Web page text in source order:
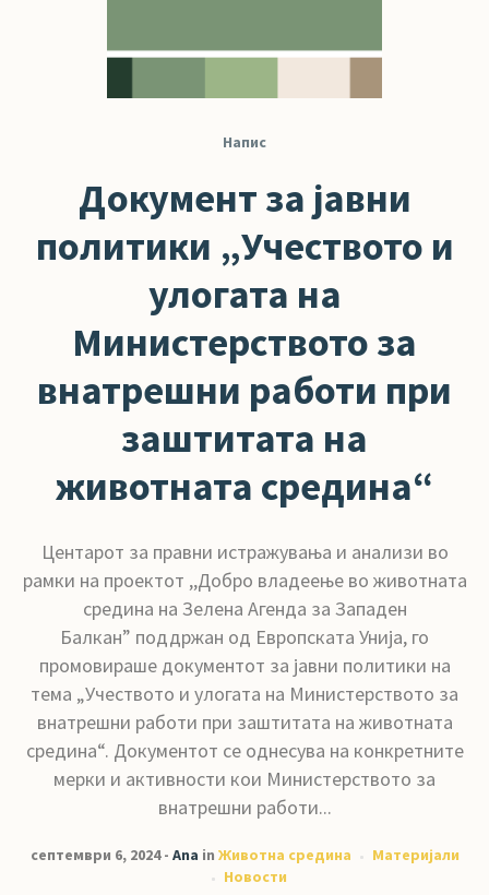
Напис
Документ за јавни
политики „Учеството и
улогата на
Министерството за
внатрешни работи при
заштитата на
животната средина“
Центарот за правни истражувања и анализи во
рамки на проектот ,,Добро владеење во животната
средина на Зелена Агенда за Западен
Балкан” поддржан од Европската Унија, го
промовираше документот за јавни политики на
тема „Учеството и улогата на Министерството за
внатрешни работи при заштитата на животната
средина“. Документот се однесува на конкретните
мерки и активности кои Министерството за
внатрешни работи...
септември 6, 2024 Ana in Животна средина
Материјали
Новости